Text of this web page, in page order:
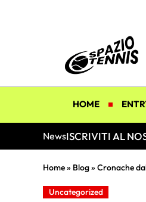
HOME
NewsISCRIVITI AL
Home» Blog» Cronache
Uncategorized